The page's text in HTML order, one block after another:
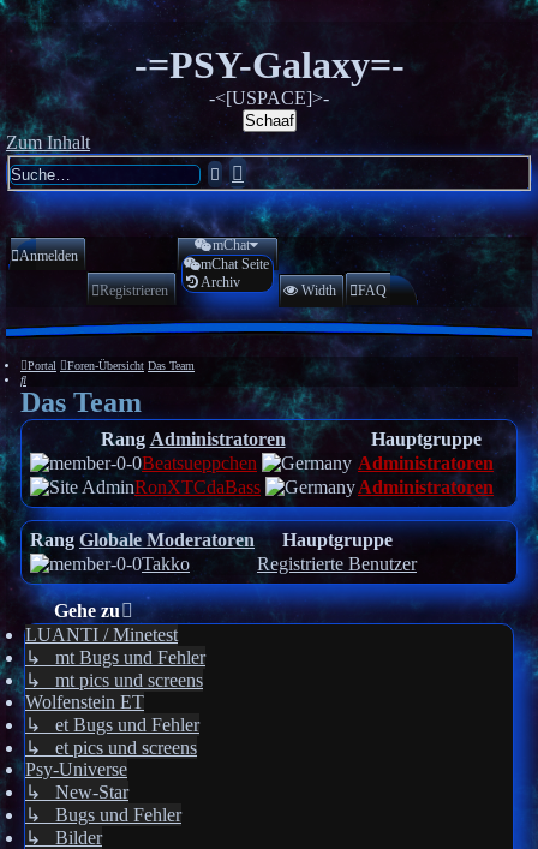
-=PSY-Galaxy=-
-<[USPACE]>-
Schaaf
Zum Inhalt
SucheErweiterte
Suche
Anmelden
Registrieren
mChat
mChat Seite
Archiv
Width FAQ
Portal Foren-Übersicht Das Team
Suche
Das Team
Rang Administratoren
Hauptgruppe
Beatsueppchen
Administratoren
RonXTCdaBass
Administratoren
RangGlobale Moderatoren
Hauptgruppe
Takko
Registrierte Benutzer
Gehe zu
LUANTI / Minetest
↳ mt Bugs und Fehler
↳ mt pics und screens
Wolfenstein ET
↳ et Bugs und Fehler
↳ et pics und screens
Psy-Universe
↳ New-Star
↳ Bugs und Fehler
↳ Bilder